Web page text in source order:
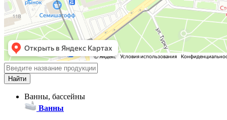
Ванны, бассейны
Ванны